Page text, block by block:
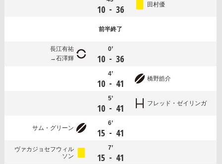
10 - 36 田村優
前半終了
長江有祐
石澤輝
0’
10 - 36
4’
10 - 41 橋野皓介
5’
10 - 41 フレッド・ゼイリンガ
サム・グリーン
6’
15 - 41
ヴァカジョセフウィル
ソン
7’
15 - 41